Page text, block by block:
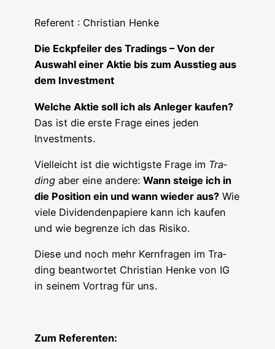
Refe­rent : Chris­ti­an Henke
Die Eck­pfei­ler des Tra­dings – Von der
Aus­wahl einer Aktie bis zum Aus­stieg aus
dem Investment
Wel­che Aktie soll ich als Anle­ger kau­fen?
Das ist die ers­te Fra­ge eines jeden
Investments.
Viel­leicht ist die wich­tigs­te Fra­ge im Tra­
ding aber eine ande­re: Wann stei­ge ich in
die Posi­ti­on ein und wann wie­der aus? Wie
vie­le Divi­den­den­pa­pie­re kann ich kau­fen
und wie begren­ze ich das Risiko.
Die­se und noch mehr Kern­fra­gen im Tra­
ding beant­wor­tet Chris­ti­an Hen­ke von IG
in sei­nem Vor­trag für uns.
Zum Refe­ren­ten: